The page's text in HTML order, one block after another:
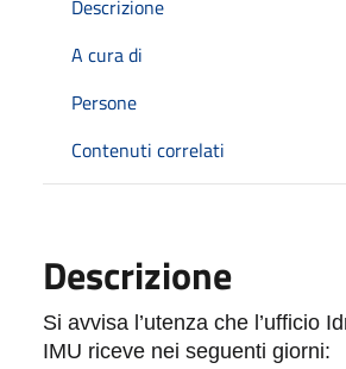
Descrizione
A cura di
Persone
Contenuti correlati
Descrizione
Si avvisa l’utenza che l’ufficio
IMU riceve nei seguenti giorni: